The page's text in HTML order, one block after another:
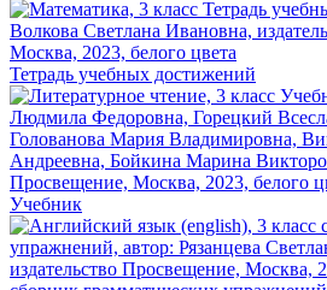
Тетрадь учебных достижений
Учебник